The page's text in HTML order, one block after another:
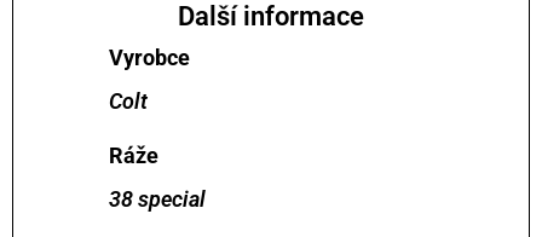
Další informace
Vyrobce
Colt
Ráže
38 special